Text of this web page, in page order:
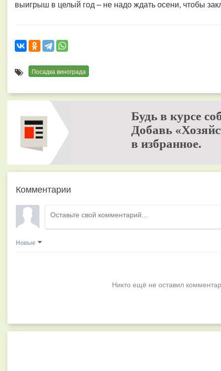
выигрыш в целый год – не надо ждать осени, чтобы
Посадка винограда
Будь в курсе
Добавь
в избранное.
Комментарии
Новые
Никто ещё не оставил